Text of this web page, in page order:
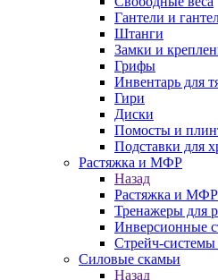
Гантели и
Штанги
Замки и
Грифы
Инвентарь для
Гири
Диски
Помосты и
Подставки для
Растяжка и МФР
Назад
Растяжка и МФР
Тренажеры для
Инверсионные
Стрейч-
Силовые скамьи
Назад